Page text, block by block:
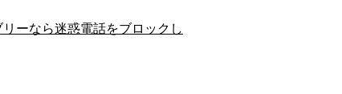
ーなら迷惑電話をブロックし